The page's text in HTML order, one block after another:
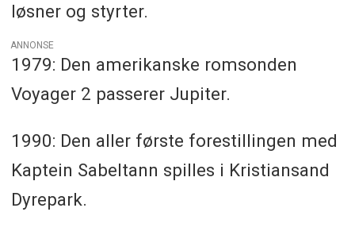
løsner og styrter.
ANNONSE
1979: Den amerikanske romsonden
Voyager 2 passerer Jupiter.
1990: Den aller første forestillingen med
Kaptein Sabeltann spilles i Kristiansand
Dyrepark.